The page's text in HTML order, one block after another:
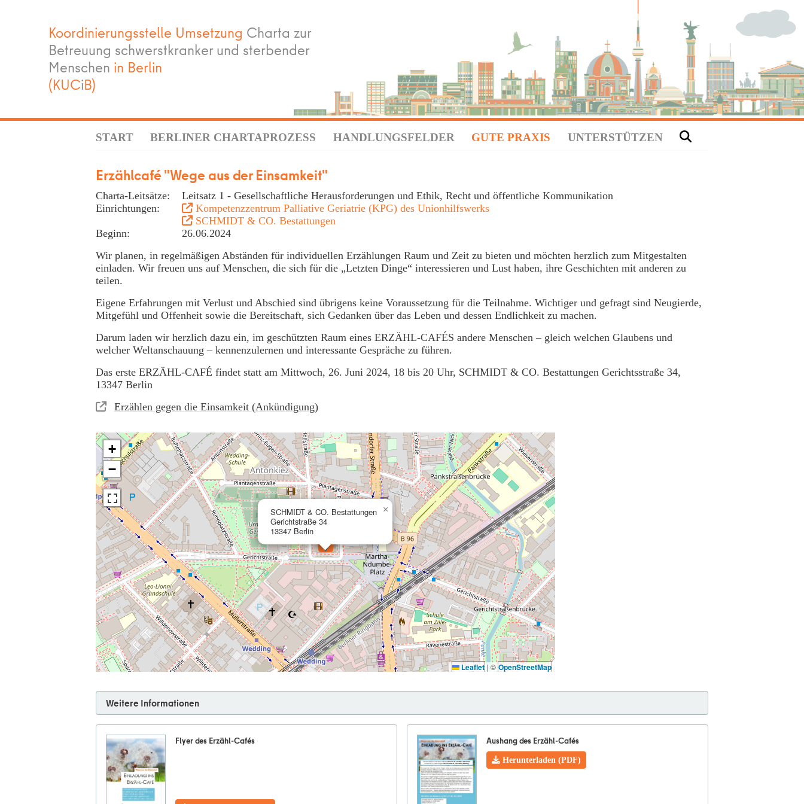
Koordinierungsstelle Umsetzung Charta zur
Betreuung schwerstkranker und sterbender
Menschen in Berlin
(KUCiB)
START BERLINER CHARTAPROZESS HANDLUNGSFELDER GUTE PRAXIS UNTERSTÜTZEN
Erzählcafé "Wege aus der Einsamkeit"
Charta-Leitsätze:
Leitsatz 1 - Gesellschaftliche Herausforderungen und Ethik, Recht und öffentliche Kommunikation
Einrichtungen:
Kompetenzzentrum Palliative Geriatrie (KPG) des Unionhilfswerks
SCHMIDT & CO. Bestattungen
Beginn:
26.06.2024
Wir planen, in regelmäßigen Abständen für individuellen Erzählungen Raum und Zeit zu bieten und möchten herzlich zum Mitgestalten
einladen. Wir freuen uns auf Menschen, die sich für die „Letzten Dinge“ interessieren und Lust haben, ihre Geschichten mit anderen zu
teilen.
Eigene Erfahrungen mit Verlust und Abschied sind übrigens keine Voraussetzung für die Teilnahme. Wichtiger und gefragt sind Neugierde,
Mitgefühl und Offenheit sowie die Bereitschaft, sich Gedanken über das Leben und dessen Endlichkeit zu machen.
Darum laden wir herzlich dazu ein, im geschützten Raum eines ERZÄHL-CAFÉS andere Menschen – gleich welchen Glaubens und
welcher Weltanschauung – kennenzulernen und interessante Gespräche zu führen.
Das erste ERZÄHL-CAFÉ findet statt am Mittwoch, 26. Juni 2024, 18 bis 20 Uhr, SCHMIDT & CO. Bestattungen Gerichtsstraße 34,
13347 Berlin
Erzählen gegen die Einsamkeit (Ankündigung)
SCHMIDT & CO. Bestattungen
Gerichtstraße 34
13347 Berlin
×
+
−
Leaflet | ©OpenStreetMap
Weitere Informationen
Flyer des Erzähl-Cafés Aushang des Erzähl-Cafés
Herunterladen (PDF)